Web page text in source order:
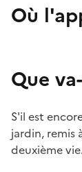
Où
Que
S'il est
jardin, remis
deuxième vie.